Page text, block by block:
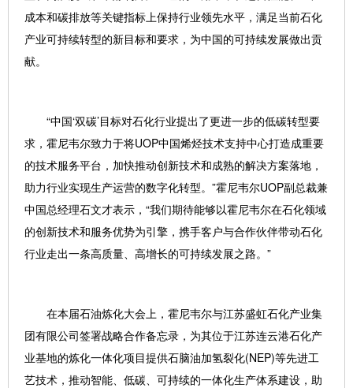
成本和碳排放等关键指标上保持行业领先水平，满足当前石化
产业可持续转型的新目标和要求，为中国的可持续发展做出贡
献。
“中国‘双碳’目标对石化行业提出了更进一步的低碳转型要
求，霍尼韦尔致力于将UOP中国烯烃技术支持中心打造成重要
的技术服务平台，加快推动创新技术和成熟的解决方案落地，
助力行业实现生产运营的数字化转型。”霍尼韦尔UOP副总裁兼
中国总经理石文才表示，“我们期待能够以霍尼韦尔在石化领域
的创新技术和服务优势为引擎，携手客户与合作伙伴带动石化
行业走出一条高质量、高增长的可持续发展之路。”
在本届石油炼化大会上，霍尼韦尔与江苏盛虹石化产业集
团有限公司签署战略合作备忘录，为其位于江苏连云港石化产
业基地的炼化一体化项目提供石脑油加氢裂化(NEP)等先进工
艺技术，推动智能、低碳、可持续的一体化生产体系建设，助